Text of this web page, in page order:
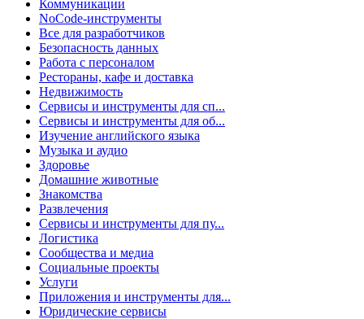
Коммуникации
NoCode-инструменты
Все для разработчиков
Безопасность данных
Работа с персоналом
Рестораны, кафе и доставка
Недвижимость
Сервисы и инструменты для сп...
Сервисы и инструменты для об...
Изучение английского языка
Музыка и аудио
Здоровье
Домашние животные
Знакомства
Развлечения
Сервисы и инструменты для пу...
Логистика
Сообщества и медиа
Социальные проекты
Услуги
Приложения и инструменты для...
Юридические сервисы